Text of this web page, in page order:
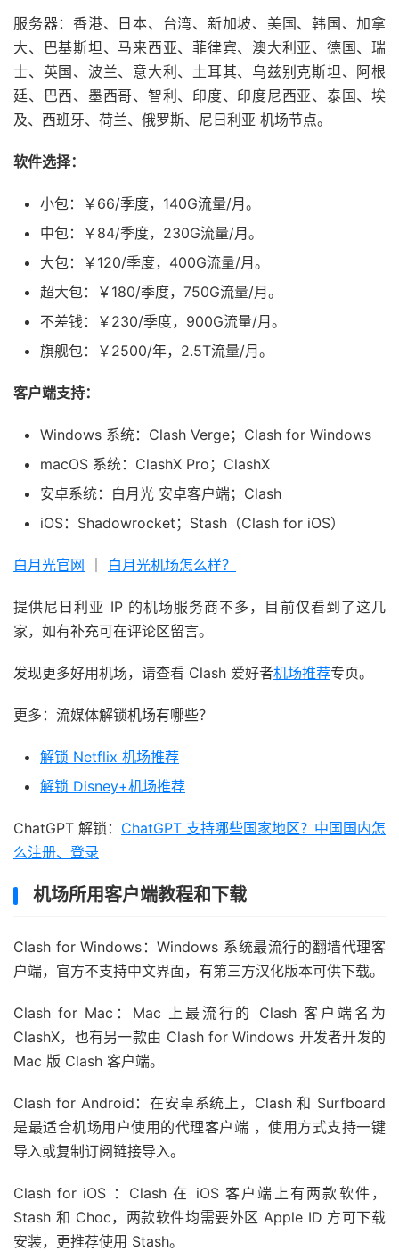
服务器：香港、日本、台湾、新加坡、美国、韩国、加拿
大、巴基斯坦、马来西亚、菲律宾、澳大利亚、德国、瑞
士、英国、波兰、意大利、土耳其、乌兹别克斯坦、阿根
廷、巴西、墨西哥、智利、印度、印度尼西亚、泰国、埃
及、西班牙、荷兰、俄罗斯、尼日利亚 机场节点。
软件选择：
小包：￥66/季度，140G流量/月。
中包：￥84/季度，230G流量/月。
大包：￥120/季度，400G流量/月。
超大包：￥180/季度，750G流量/月。
不差钱：￥230/季度，900G流量/月。
旗舰包：￥2500/年，2.5T流量/月。
客户端支持：
Windows 系统：Clash Verge；Clash for Windows
macOS 系统：ClashX Pro；ClashX
安卓系统：白月光 安卓客户端；Clash
iOS：Shadowrocket；Stash（Clash for iOS）
白月光官网 白月光机场怎么样？
提供尼日利亚 IP 的机场服务商不多，目前仅看到了这几
家，如有补充可在评论区留言。
发现更多好用机场，请查看 Clash 爱好者机场推荐专页。
更多：流媒体解锁机场有哪些？
解锁 Netflix 机场推荐
解锁 Disney+机场推荐
ChatGPT 解锁： ChatGPT 支持哪些国家地区？中国国内怎
么注册、登录
机场所用客户端教程和下载
Clash for Windows：Windows 系统最流行的翻墙代理客
户端，官方不支持中文界面，有第三方汉化版本可供下载。
Clash for Mac：Mac 上最流行的 Clash 客户端名为
ClashX，也有另一款由 Clash for Windows 开发者开发的
Mac 版 Clash 客户端。
Clash for Android：在安卓系统上，Clash 和 Surfboard
是最适合机场用户使用的代理客户端 ，使用方式支持一键
导入或复制订阅链接导入。
Clash for iOS ：Clash 在 iOS 客户端上有两款软件，
Stash 和 Choc，两款软件均需要外区 Apple ID 方可下载
安装，更推荐使用 Stash。